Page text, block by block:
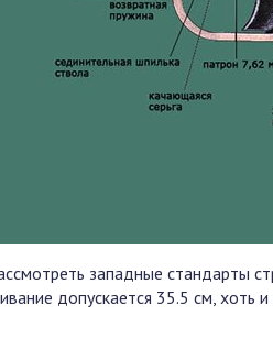
западные стандарты
допускается 35.5 см, хоть